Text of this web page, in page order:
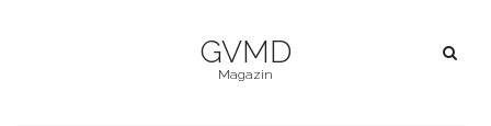
GVMD
Magazin